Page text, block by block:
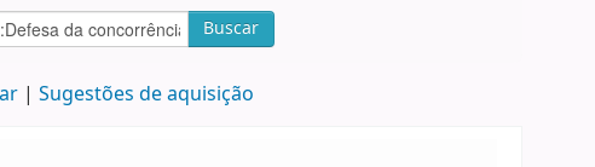
Buscar
Sugestões de aquisição